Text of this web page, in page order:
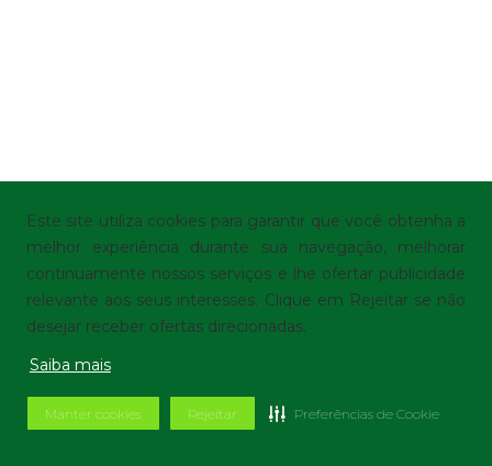
Este site utiliza cookies para garantir que você obtenha a
melhor experiência durante sua navegação, melhorar
continuamente nossos serviços e lhe ofertar publicidade
relevante aos seus interesses. Clique em Rejeitar se não
desejar receber ofertas direcionadas.
Saiba mais
Manter cookies Rejeitar Preferências de Cookie